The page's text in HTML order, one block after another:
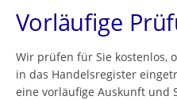
Vorläufige
Wir prüfen für Sie kostenlos,
in das Handelsregister
eine vorläufige Auskunft und